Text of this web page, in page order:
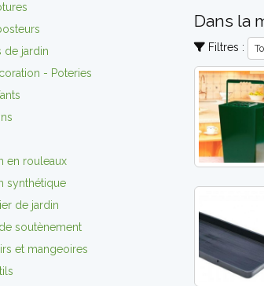
de jardin
- Poteries
en rouleaux
synthétique
de jardin
soutènement
et mangeoires
Dans la
Filtres :